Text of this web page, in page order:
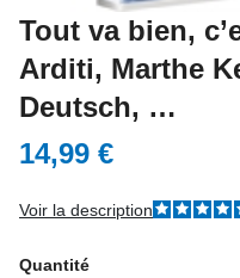
Tout va bien,
Arditi, Marthe
Deutsch, …
14,99 €
Voir la description
Quantité